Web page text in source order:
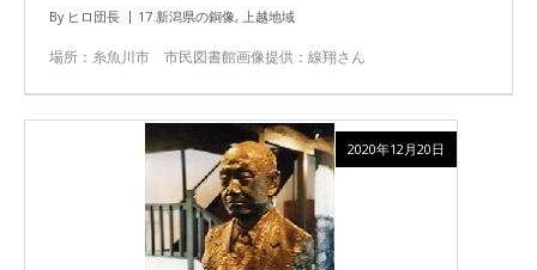
By ヒロ団長 17.新潟県の銅像, 上越地域
場所：糸魚川市 市民図書館画像提供：線翔さん
2020年12月20日